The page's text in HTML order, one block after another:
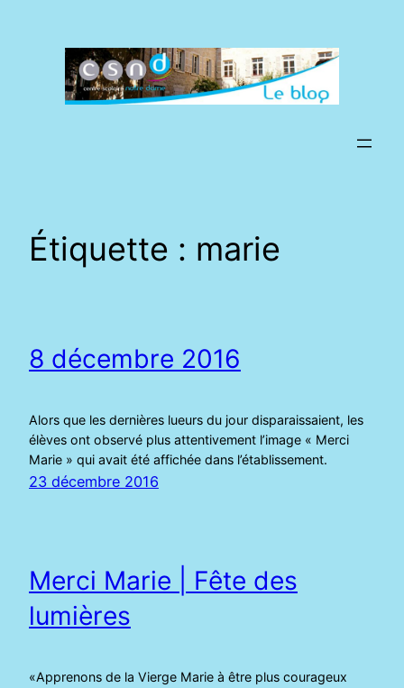
Étiquette : marie
8 décembre 2016
Alors que les dernières lueurs du jour disparaissaient, les
élèves ont observé plus attentivement l’image « Merci
Marie » qui avait été affichée dans l’établissement.
23 décembre 2016
Merci Marie | Fête des
lumières
«Apprenons de la Vierge Marie à être plus courageux